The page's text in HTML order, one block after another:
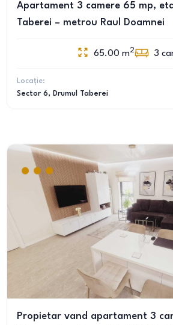
Apartament 3 camere 65 mp,
Taberei – metrou Raul Doamnei
65.00 m2 3
Locație:
Sector 6, Drumul Taberei
Propietar vand apartament 3